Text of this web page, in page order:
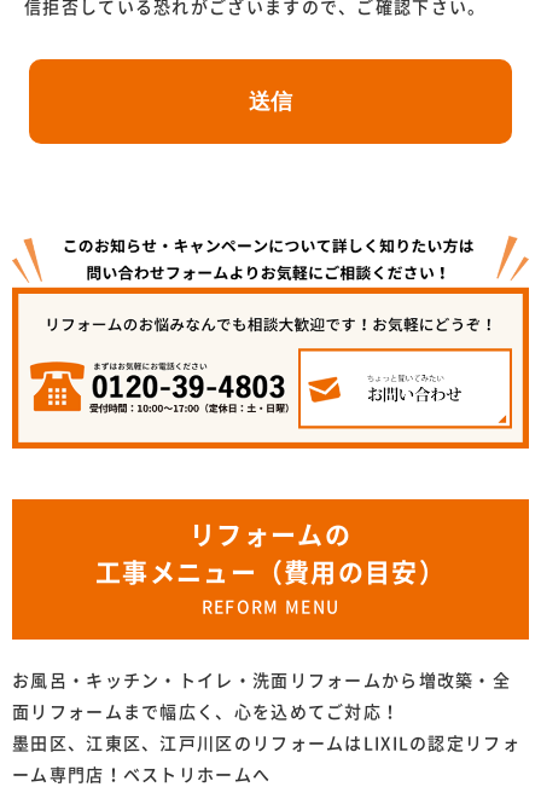
信拒否している恐れがございますので、ご確認下さい。
リフォームの
工事メニュー（費用の目安）
REFORM MENU
お風呂・キッチン・トイレ・洗面リフォームから増改築・全
面リフォームまで幅広く、心を込めてご対応！
墨田区、江東区、江戸川区のリフォームはLIXILの認定リフォ
ーム専門店！ベストリホームへ